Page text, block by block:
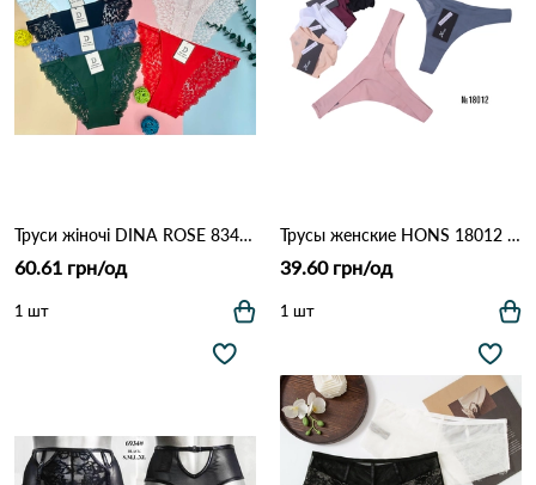
Труси жіночі DINA ROSE 8347 4с Різні кольори
60.61 грн/од
1 шт
Трусы женские HONS 18012 3с Різні кольори
39.60 грн/од
1 шт